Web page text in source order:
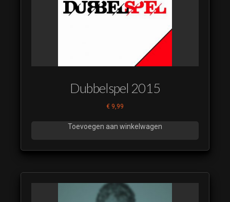
Dubbelspel 2015
€ 9,99
Toevoegen aan winkelwagen